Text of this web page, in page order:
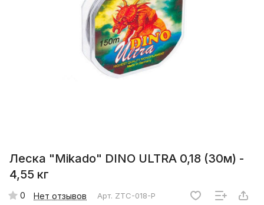
Леска "Mikado" DINO ULTRA 0,18 (30м) -
4,55 кг
0 Нет отзывов Арт. ZTC-018-P